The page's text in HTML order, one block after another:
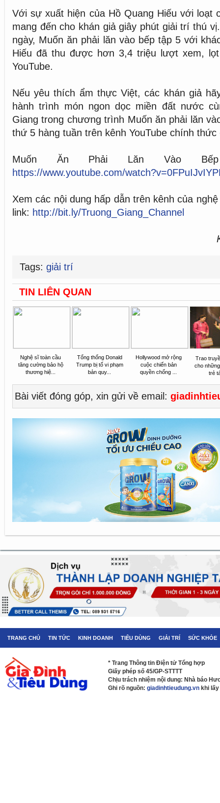
Với sự xuất hiện của Hồ Quang Hiếu với loạt
mang đến cho khán giả giây phút giải trí thú
ngày, Muốn ăn phải lăn vào bếp tập 5 với
Hiếu đã thu được hơn 3,4 triệu lượt xem,
YouTube.
Nếu yêu thích ẩm thực Việt, các khán giả
hành trình món ngon dọc miền đất nước
Giang trong chương trình Muốn ăn phải lăn
thứ 5 hàng tuần trên kênh YouTube chính
Muốn Ăn Phải Lăn Vào
https://www.youtube.com/
Xem các nội dung hấp dẫn trên kênh của
link: http://bit.ly/Truong_Giang_Channel
Tags: giải trí
TIN LIÊN QUAN
Nghệ sĩ toàn cầu
tăng cường bảo hộ
thương hiệ...
Tổng thống Donald
Trump bị tố vi phạm
bản quy...
Hollywood mở rộng
cuộc chiến bản
quyền chống ...
Trao
cho
trẻ
Bài viết đóng góp, xin gửi về email:
TRANG CHỦ TIN TỨC KINH DOANH TIÊU DÙNG GIẢI TRÍ SỨC KHỎE
* Trang Thông tin Điện tử Tổng hợp
Giấy phép số 45/GP-STTTT
Chịu trách nhiệm nội dung: Nhà báo
Ghi rõ nguồn: giadinhtieudung.vn khi